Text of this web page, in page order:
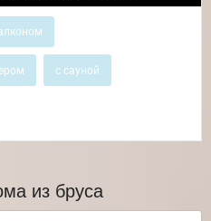
с сауной
из бруса